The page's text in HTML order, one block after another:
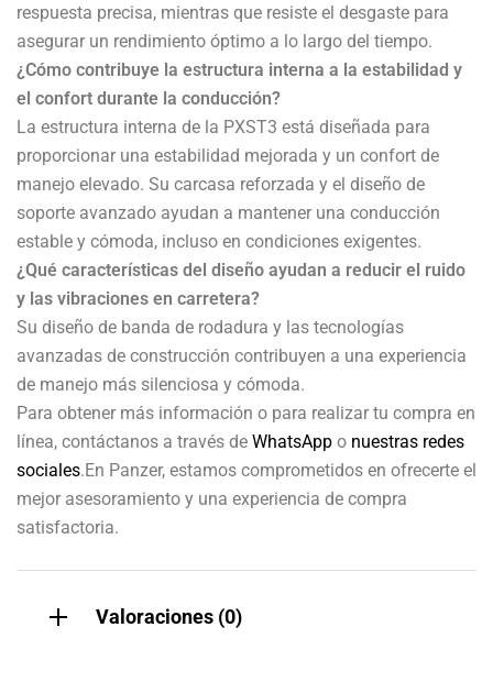
respuesta precisa, mientras que resiste el desgaste para
asegurar un rendimiento óptimo a lo largo del tiempo.
¿Cómo contribuye la estructura interna a la estabilidad y
el confort durante la conducción?
La estructura interna de la PXST3 está diseñada para
proporcionar una estabilidad mejorada y un confort de
manejo elevado. Su carcasa reforzada y el diseño de
soporte avanzado ayudan a mantener una conducción
estable y cómoda, incluso en condiciones exigentes.
¿Qué características del diseño ayudan a reducir el ruido
y las vibraciones en carretera?
Su diseño de banda de rodadura y las tecnologías
avanzadas de construcción contribuyen a una experiencia
de manejo más silenciosa y cómoda.
Para obtener más información o para realizar tu compra en
línea, contáctanos a través de WhatsApp o nuestras redes
sociales.En Panzer, estamos comprometidos en ofrecerte el
mejor asesoramiento y una experiencia de compra
satisfactoria.
Valoraciones (0)